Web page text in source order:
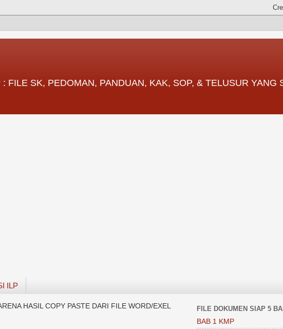
SK, PEDOMAN, PANDUAN, KAK, SOP, & TELUSUR YANG
ILP
HASIL COPY PASTE DARI FILE WORD/EXEL
FILE DOKUMEN SIAP 5
BAB 1 KMP